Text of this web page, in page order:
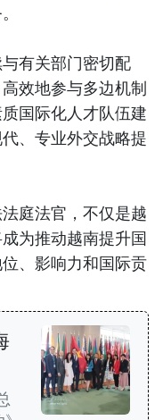
有关部门密切配
效地参与多边机制
国际化人才队伍建
、专业外交战略提
庭法官，不仅是越
为推动越南提升国
、影响力和国际贡